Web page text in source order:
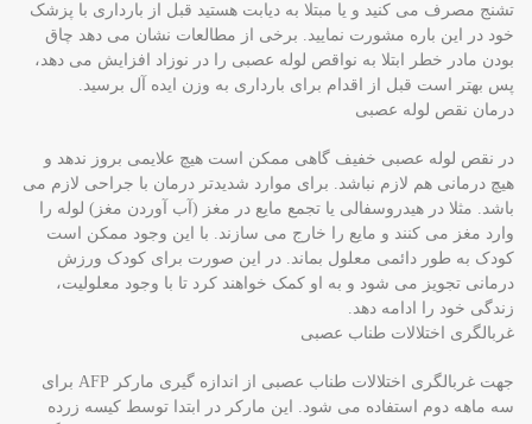
تشنج مصرف می کنید و یا مبتلا به دیابت هستید قبل از بارداری با پزشک
خود در این باره مشورت نمایید. برخی از مطالعات نشان می دهد چاق
بودن مادر خطر ابتلا به نواقص لوله عصبی را در نوزاد افزایش می دهد،
پس بهتر است قبل از اقدام برای بارداری به وزن ایده آل برسید.
درمان نقص لوله عصبی
در نقص لوله عصبی خفیف گاهی ممکن است هیچ علایمی بروز ندهد و
هیچ درمانی هم لازم نباشد. برای موارد شدیدتر درمان با جراحی لازم می
باشد. مثلا در هیدروسفالی یا تجمع مایع در مغز (آب آوردن مغز) لوله را
وارد مغز می کنند و مایع را خارج می سازند. با این وجود ممکن است
کودک به طور دائمی معلول بماند. در این صورت برای کودک ورزش
درمانی تجویز می شود و به او کمک خواهند کرد تا با وجود معلولیت،
زندگی خود را ادامه دهد.
غربالگری اختلالات طناب عصبی
جهت غربالگری اختلالات طناب عصبی از اندازه گیری مارکر AFP برای
سه ماهه دوم استفاده می شود. این مارکر در ابتدا توسط کیسه زرده